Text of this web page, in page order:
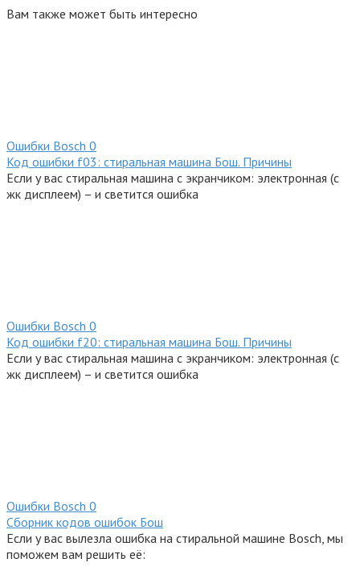
Вам также может быть интересно
Ошибки Bosсh 0
Код ошибки f03: стиральная машина Бош. Причины
Если у вас стиральная машина с экранчиком: электронная (с
жк дисплеем) – и светится ошибка
Ошибки Bosсh 0
Код ошибки f20: стиральная машина Бош. Причины
Если у вас стиральная машина с экранчиком: электронная (с
жк дисплеем) – и светится ошибка
Ошибки Bosсh 0
Сборник кодов ошибок Бош
Если у вас вылезла ошибка на стиральной машине Bosch, мы
поможем вам решить её: